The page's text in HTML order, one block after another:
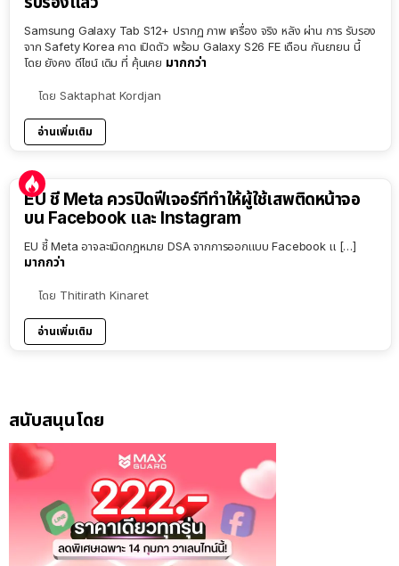
Samsung Galaxy Tab S12+ ปรากฏ ภาพ เครื่อง จริง หลัง ผ่าน การ รับรอง
จาก Safety Korea คาด เปิดตัว พร้อม Galaxy S26 FE เดือน กันยายน นี้
โดย ยังคง ดีไซน์ เดิม ที่ คุ้นเคย มากกว่า
โดย Saktaphat Kordjan
อ่านเพิ่มเติม
EU ชี้ Meta ควรปิดฟีเจอร์ที่ทำให้ผู้ใช้เสพติดหน้าจอ
บน Facebook และ Instagram
EU ชี้ Meta อาจละเมิดกฎหมาย DSA จากการออกแบบ Facebook แ […]
มากกว่า
โดย Thitirath Kinaret
อ่านเพิ่มเติม
สนับสนุนโดย